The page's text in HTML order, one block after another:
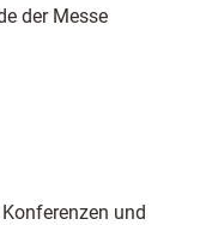
der Messe
und